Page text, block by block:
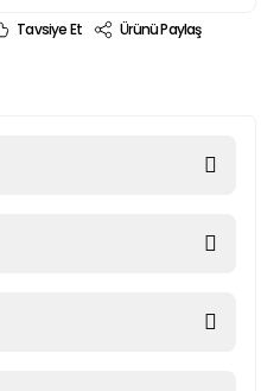
Tavsiye Et
Ürünü Paylaş